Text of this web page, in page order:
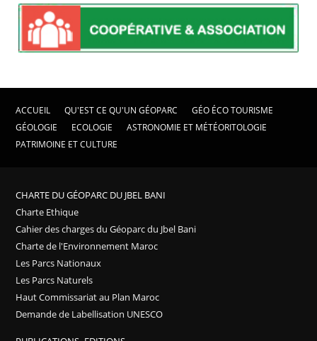
ACCUEIL QU'EST CE QU'UN GÉOPARC
GÉO ÉCO TOURISME
GÉOLOGIE
ECOLOGIE
ASTRONOMIE ET MÉTÉORITOLOGIE
PATRIMOINE ET CULTURE
CHARTE DU GÉOPARC DU JBEL BANI
Charte Ethique
Cahier des charges du Géoparc du Jbel Bani
Charte de l'Environnement Maroc
Les Parcs Nationaux
Les Parcs Naturels
Haut Commissariat au Plan Maroc
Demande de Labellisation UNESCO